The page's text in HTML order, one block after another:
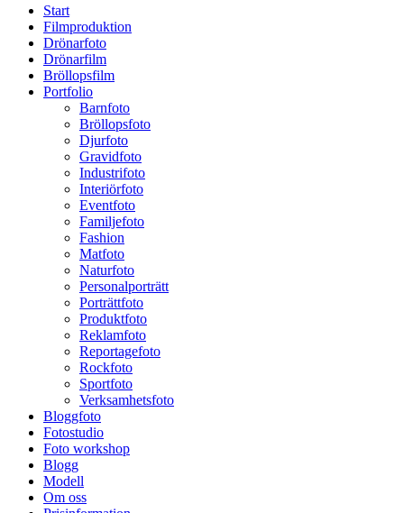
Close
Menu
Start
Filmproduktion
Drönarfoto
Drönarfilm
Bröllopsfilm
Portfolio
Barnfoto
Bröllopsfoto
Djurfoto
Gravidfoto
Industrifoto
Interiörfoto
Eventfoto
Familjefoto
Fashion
Matfoto
Naturfoto
Personalporträtt
Porträttfoto
Produktfoto
Reklamfoto
Reportagefoto
Rockfoto
Sportfoto
Verksamhetsfoto
Bloggfoto
Fotostudio
Foto workshop
Blogg
Modell
Om oss